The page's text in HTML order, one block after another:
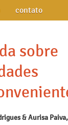
contato
sobre
& Aurisa